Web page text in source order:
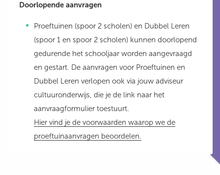
Doorlopende aanvragen
Proeftuinen (spoor 2 scholen) en Dubbel Leren
(spoor 1 en spoor 2 scholen) kunnen doorlopend
gedurende het schooljaar worden aangevraagd
en gestart. De aanvragen voor Proeftuinen en
Dubbel Leren verlopen ook via jouw adviseur
cultuuronderwijs, die je de link naar het
aanvraagformulier toestuurt.
Hier vind je de voorwaarden waarop we de
proeftuinaanvragen beoordelen.